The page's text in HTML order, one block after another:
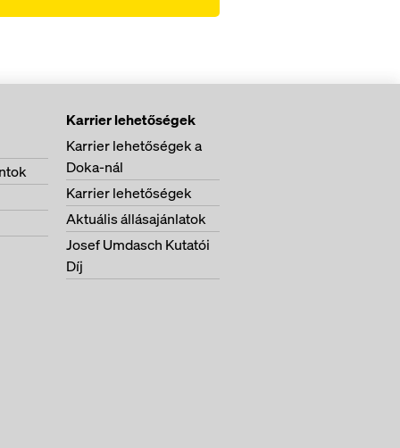
Karrier lehetőségek
Karrier lehetőségek a
Doka-nál
Karrier lehetőségek
Aktuális állásajánlatok
Josef Umdasch Kutatói
Díj